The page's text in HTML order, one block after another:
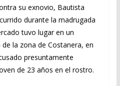
su exnovio, Bautista
durante la madrugada
tuvo lugar en un
la zona de Costanera, en
presuntamente
de 23 años en el rostro.